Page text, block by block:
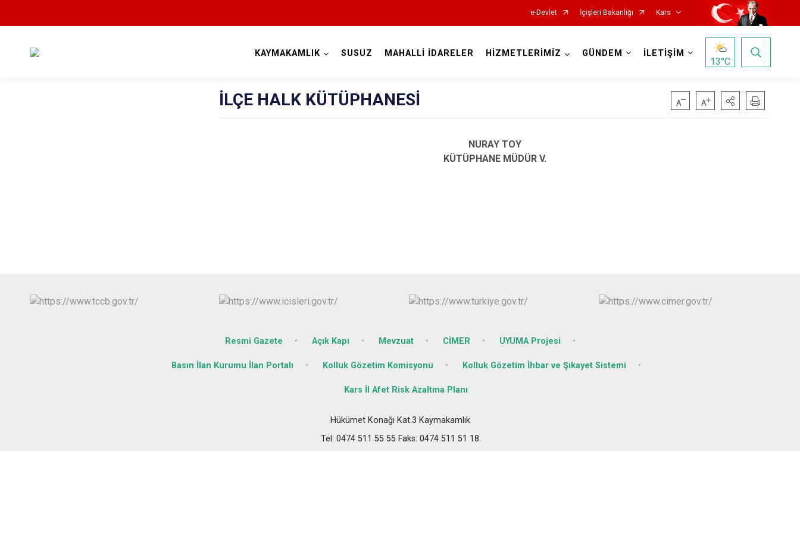
e-Devlet İçişleri Bakanlığı Kars
Susuz
KAYMAKAMLIK SUSUZ MAHALLİ İDARELER HİZMETLERİMİZ GÜNDEM İLETİŞİM
13°C
İLÇE HALK KÜTÜPHANESİ
NURAY TOY
KÜTÜPHANE MÜDÜR V.
Resmi Gazete Açık Kapı Mevzuat CİMER UYUMA Projesi
Basın İlan Kurumu İlan Portalı Kolluk Gözetim Komisyonu Kolluk Gözetim İhbar ve Şikayet Sistemi
Kars İl Afet Risk Azaltma Planı
Hükümet Konağı Kat.3 Kaymakamlık
Tel: 0474 511 55 55 Faks: 0474 511 51 18